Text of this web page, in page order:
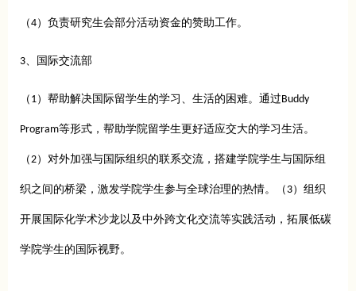
（4）负责研究生会部分活动资金的赞助工作。
3、国际交流部
（1）帮助解决国际留学生的学习、生活的困难。通过Buddy
Program等形式，帮助学院留学生更好适应交大的学习生活。
（2）对外加强与国际组织的联系交流，搭建学院学生与国际组
织之间的桥梁，激发学院学生参与全球治理的热情。（3）组织
开展国际化学术沙龙以及中外跨文化交流等实践活动，拓展低碳
学院学生的国际视野。